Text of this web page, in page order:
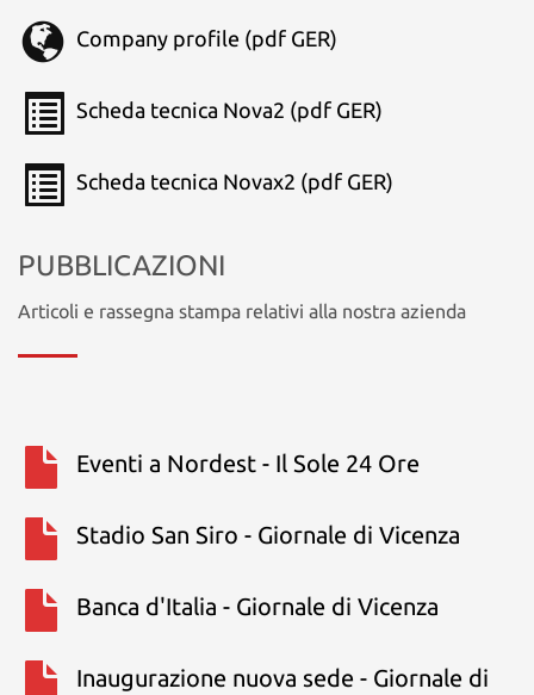
Company profile (pdf GER)
Scheda tecnica Nova2 (pdf GER)
Scheda tecnica Novax2 (pdf GER)
PUBBLICAZIONI
Articoli e rassegna stampa relativi alla nostra azienda
Eventi a Nordest - Il Sole 24 Ore
Stadio San Siro - Giornale di Vicenza
Banca d'Italia - Giornale di Vicenza
Inaugurazione nuova sede - Giornale di